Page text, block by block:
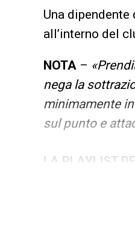
Una dipendente
all’interno del
NOTA –
nega la
minimamente
sul punto e
LA PLAYLIST